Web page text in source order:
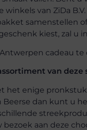
van ZiDa
samenstellen
kiest, zal u
van
het enige
Beerse dan kunt u
aan deze